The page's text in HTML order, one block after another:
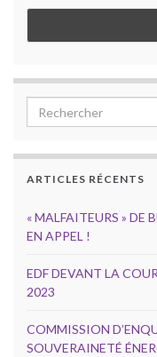
Search for:
ARTICLES RÉCENTS
« MALFAITEURS » DE
EN APPEL !
EDF DEVANT LA
2023
COMMISSION
SOUVERAINETÉ